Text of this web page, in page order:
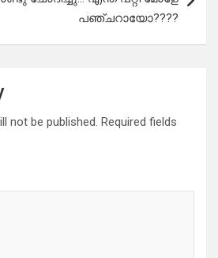
പഞ്ചറായോ????
not be published. Required fields